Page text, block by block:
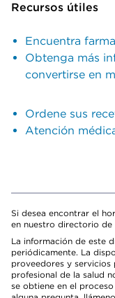
Recursos útiles
Encuentra
Obtenga más
convertirse en
Ordene sus
Atención
Si desea encontrar el
en nuestro directorio de
La información de este
periódicamente. La
proveedores y servicios
profesional de la salud
se obtiene en el